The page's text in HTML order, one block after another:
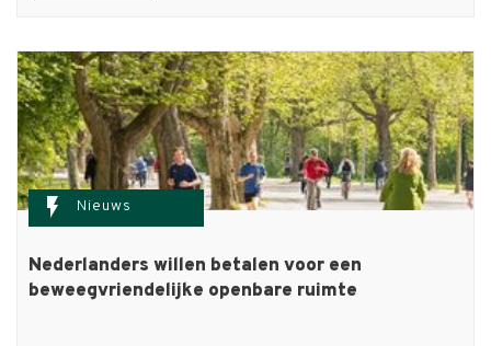
flash_on Nieuws
Nederlanders willen betalen voor een
beweegvriendelijke openbare ruimte